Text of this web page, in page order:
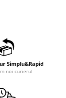
Simplu&Rapid
noi curierul